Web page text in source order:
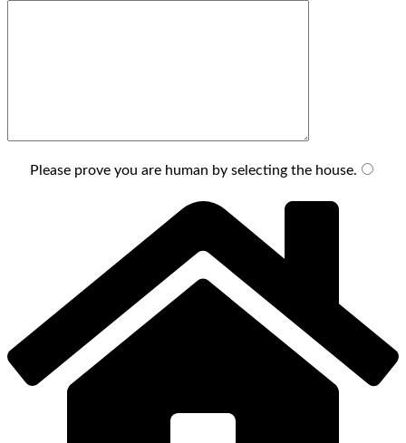
Please prove you are human by selecting the house.